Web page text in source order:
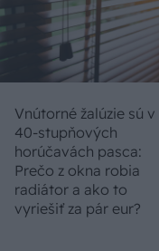
Vnútorné žalúzie sú v
40-stupňových
horúčavách pasca:
Prečo z okna robia
radiátor a ako to
vyriešiť za pár eur?